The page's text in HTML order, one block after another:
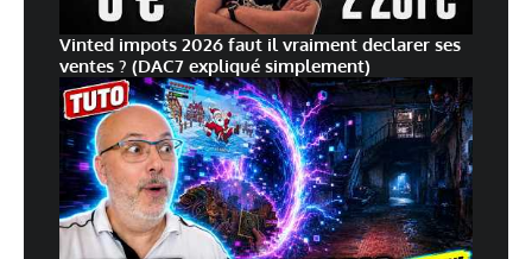
Vinted impots 2026 faut il vraiment declarer ses
ventes ? (DAC7 expliqué simplement)